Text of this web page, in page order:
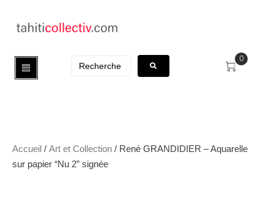
0
Accueil / Art et Collection / René GRANDIDIER – Aquarelle
sur papier “Nu 2” signée